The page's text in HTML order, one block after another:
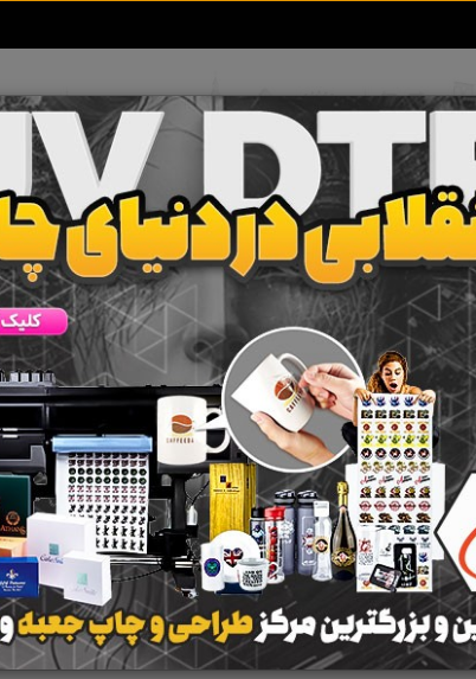
تعرفه آگهی ها خبرهای سایت تماس با ما
اتوماتیک
جستجو برای برچسبجک درب اتوماتیک